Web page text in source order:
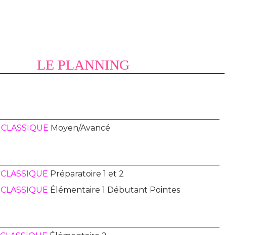
LE PLANNING
CLASSIQUE Moyen/Avancé
CLASSIQUE Préparatoire 1 et 2
CLASSIQUE Élémentaire 1 Débutant Pointes